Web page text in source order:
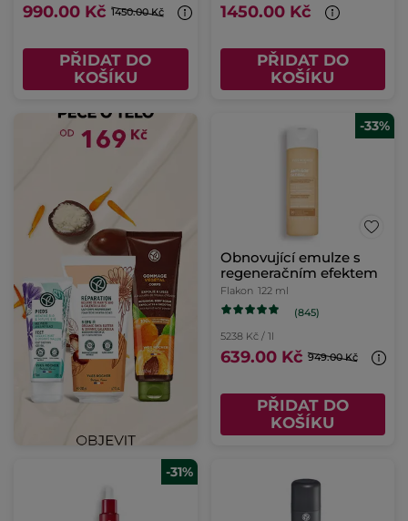
990.00 Kč 1450.00 Kč
PŘIDAT DO
KOŠÍKU
1450.00 Kč
PŘIDAT DO
KOŠÍKU
-33%
Obnovující emulze s
regeneračním efektem
Flakon 122 ml
(845)
5238 Kč / 1l
639.00 Kč 949.00 Kč
PŘIDAT DO
KOŠÍKU
-31%